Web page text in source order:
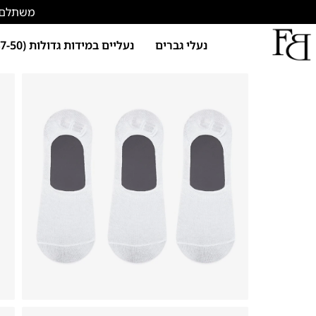
משתלם
נעלי גברים נעליים במידות גדולות (47-50)